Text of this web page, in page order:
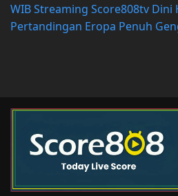
WIB Streaming Score808tv Dini
Pertandingan Eropa Penuh